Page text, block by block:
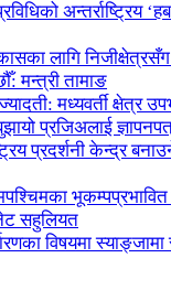
अन्तर्राष्ट्रिय
लागि
मन्त्री तामाङ
मध्यवर्ती क्षेत्र
प्रजिअलाई
प्रदर्शनी केन्द्र
सहुलियत
विषयमा